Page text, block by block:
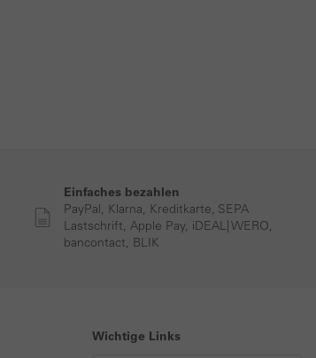
Einfaches bezahlen
PayPal, Klarna, Kreditkarte, SEPA
Lastschrift, Apple Pay, iDEAL| WERO,
bancontact, BLIK
Wichtige Links